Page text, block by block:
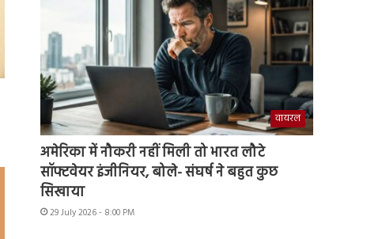
वायरल
अमेरिका में नौकरी नहीं मिली तो भारत लौटे
सॉफ्टवेयर इंजीनियर, बोले- संघर्ष ने बहुत कुछ
सिखाया
29 July 2026 - 8:00 PM